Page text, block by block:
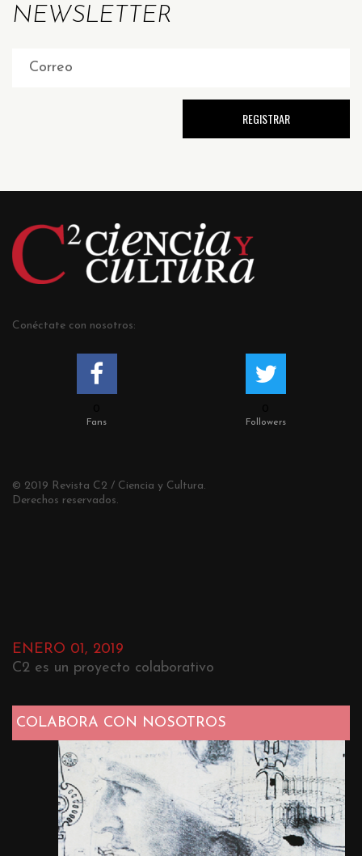
NEWSLETTER
Conéctate con nosotros:
Fans Followers
© 2019 Revista C2 / Ciencia y Cultura.
Derechos reservados.
ENERO 01, 2019
C2 es un proyecto colaborativo
COLABORA CON NOSOTROS